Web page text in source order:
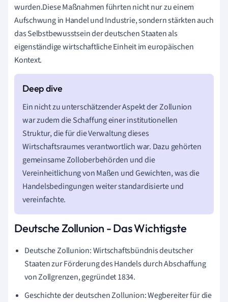
wurden.Diese Maßnahmen führten nicht nur zu einem
Aufschwung in Handel und Industrie, sondern stärkten auch
das Selbstbewusstsein der deutschen Staaten als
eigenständige wirtschaftliche Einheit im europäischen
Kontext.
Ein nicht zu unterschätzender Aspekt der Zollunion
war zudem die Schaffung einer institutionellen
Struktur, die für die Verwaltung dieses
Wirtschaftsraumes verantwortlich war. Dazu gehörten
gemeinsame Zolloberbehörden und die
Vereinheitlichung von Maßen und Gewichten, was die
Handelsbedingungen weiter standardisierte und
vereinfachte.
Deutsche Zollunion - Das Wichtigste
Deutsche Zollunion: Wirtschaftsbündnis deutscher
Staaten zur Förderung des Handels durch Abschaffung
von Zollgrenzen, gegründet 1834.
Geschichte der deutschen Zollunion: Wegbereiter für die